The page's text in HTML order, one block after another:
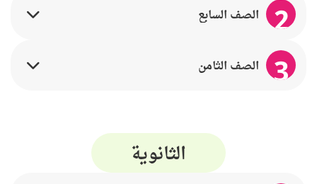
2 الصف السابع
3 الصف الثامن
الثانوية